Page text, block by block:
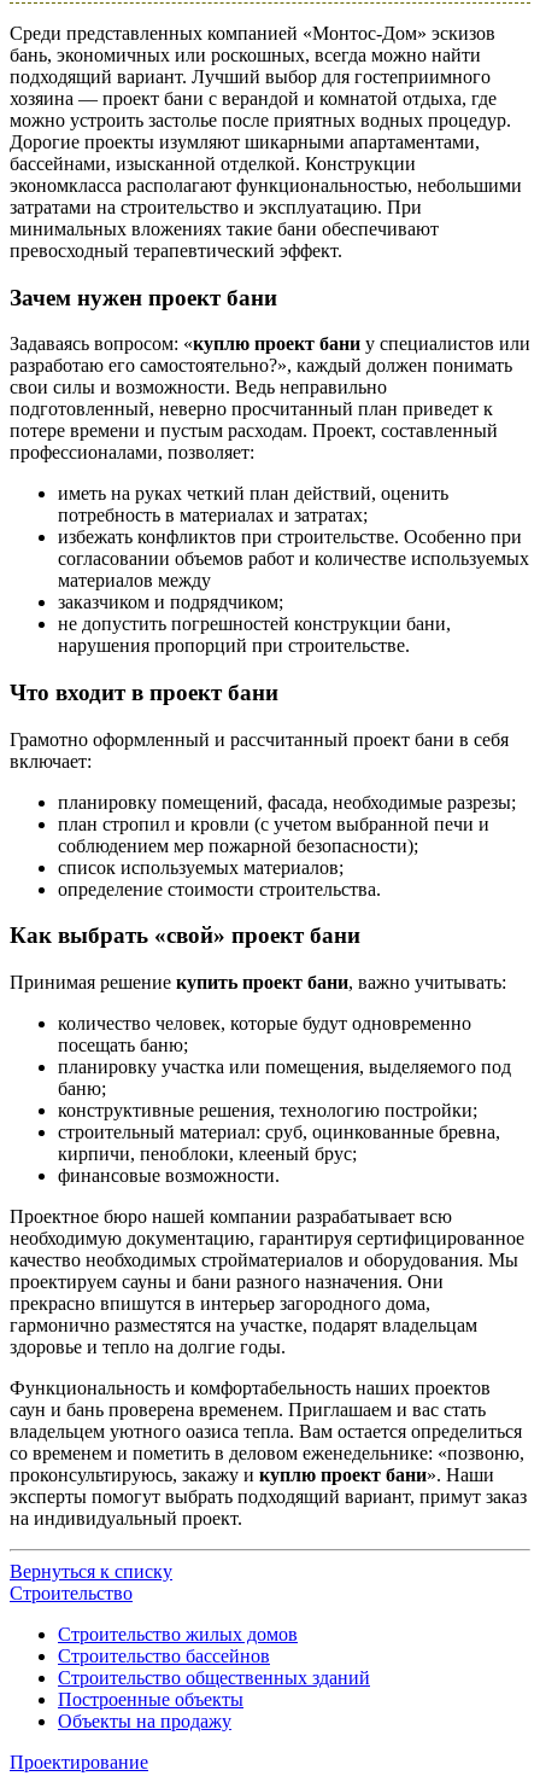
Среди представленных компанией «Монтос-Дом» эскизов
бань, экономичных или роскошных, всегда можно найти
подходящий вариант. Лучший выбор для гостеприимного
хозяина — проект бани с верандой и комнатой отдыха, где
можно устроить застолье после приятных водных процедур.
Дорогие проекты изумляют шикарными апартаментами,
бассейнами, изысканной отделкой. Конструкции
экономкласса располагают функциональностью, небольшими
затратами на строительство и эксплуатацию. При
минимальных вложениях такие бани обеспечивают
превосходный терапевтический эффект.
Зачем нужен проект бани
Задаваясь вопросом: «куплю проект бани у специалистов или
разработаю его самостоятельно?», каждый должен понимать
свои силы и возможности. Ведь неправильно
подготовленный, неверно просчитанный план приведет к
потере времени и пустым расходам. Проект, составленный
профессионалами, позволяет:
иметь на руках четкий план действий, оценить
потребность в материалах и затратах;
избежать конфликтов при строительстве. Особенно при
согласовании объемов работ и количестве используемых
материалов между
заказчиком и подрядчиком;
не допустить погрешностей конструкции бани,
нарушения пропорций при строительстве.
Что входит в проект бани
Грамотно оформленный и рассчитанный проект бани в себя
включает:
планировку помещений, фасада, необходимые разрезы;
план стропил и кровли (с учетом выбранной печи и
соблюдением мер пожарной безопасности);
список используемых материалов;
определение стоимости строительства.
Как выбрать «свой» проект бани
Принимая решение купить проект бани, важно учитывать:
количество человек, которые будут одновременно
посещать баню;
планировку участка или помещения, выделяемого под
баню;
конструктивные решения, технологию постройки;
строительный материал: сруб, оцинкованные бревна,
кирпичи, пеноблоки, клееный брус;
финансовые возможности.
Проектное бюро нашей компании разрабатывает всю
необходимую документацию, гарантируя сертифицированное
качество необходимых стройматериалов и оборудования. Мы
проектируем сауны и бани разного назначения. Они
прекрасно впишутся в интерьер загородного дома,
гармонично разместятся на участке, подарят владельцам
здоровье и тепло на долгие годы.
Функциональность и комфортабельность наших проектов
саун и бань проверена временем. Приглашаем и вас стать
владельцем уютного оазиса тепла. Вам остается определиться
со временем и пометить в деловом еженедельнике: «позвоню,
проконсультируюсь, закажу и куплю проект бани». Наши
эксперты помогут выбрать подходящий вариант, примут заказ
на индивидуальный проект.
Вернуться к списку
Строительство
Строительство жилых домов
Строительство бассейнов
Строительство общественных зданий
Построенные объекты
Объекты на продажу
Проектирование